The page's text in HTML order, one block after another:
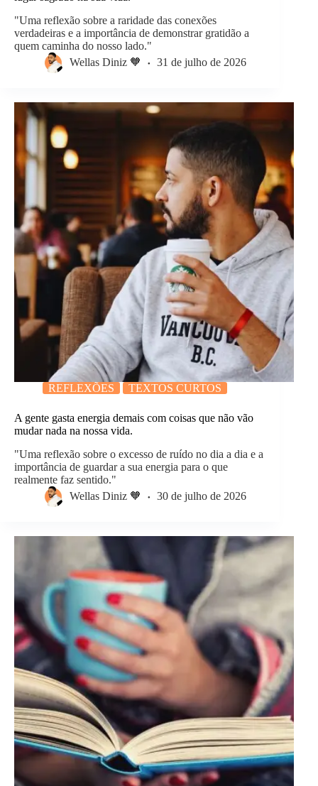
"Uma reflexão sobre a raridade das conexões
verdadeiras e a importância de demonstrar gratidão a
quem caminha do nosso lado."
Wellas Diniz 🧡
31 de julho de 2026
REFLEXÕES TEXTOS CURTOS
A gente gasta energia demais com coisas que não vão
mudar nada na nossa vida.
"Uma reflexão sobre o excesso de ruído no dia a dia e a
importância de guardar a sua energia para o que
realmente faz sentido."
Wellas Diniz 🧡
30 de julho de 2026